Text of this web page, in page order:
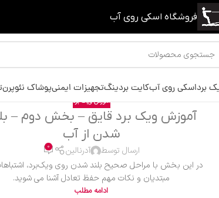
فروشگاه اسکی روی آب
برداسکی روی آبکایت بردینگتجهیزات ایمنیپوشاک نئوپرن
آموزش ویک برد
آموزش ویک برد قایق – بخش دوم –
شدن از آب
ارسال توسط آدرنالین 0
در این بخش با مراحل صحیح بلند شدن روی ویک‌برد،
مبتدیان و نکات مهم حفظ تعادل آشنا می شوید.
ادامه مطلب